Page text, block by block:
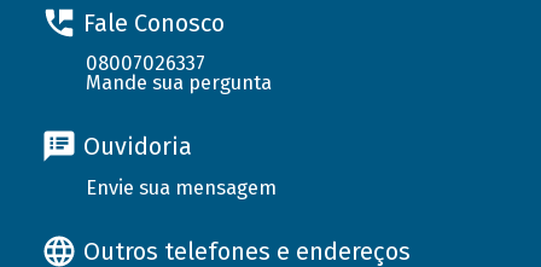
Fale Conosco
08007026337
Mande sua pergunta
Ouvidoria
Envie sua mensagem
Outros telefones e endereços